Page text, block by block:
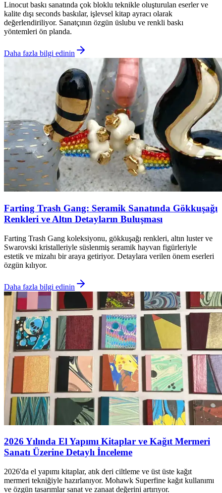
Linocut baskı sanatında çok bloklu teknikle oluşturulan eserler ve
kalite dışı seconds baskılar, işlevsel kitap ayracı olarak
değerlendiriliyor. Sanatçının özgün üslubu ve renkli baskı
yöntemleri ön planda.
Daha fazla bilgi edinin
Farting Trash Gang: Seramik Sanatında Gökkuşağı
Renkleri ve Altın Detayların Buluşması
Farting Trash Gang koleksiyonu, gökkuşağı renkleri, altın luster ve
Swarovski kristalleriyle süslenmiş seramik hayvan figürleriyle
estetik ve mizahı bir araya getiriyor. Detaylara verilen önem eserleri
özgün kılıyor.
Daha fazla bilgi edinin
2026 Yılında El Yapımı Kitaplar ve Kağıt Mermeri
Sanatı Üzerine Detaylı İnceleme
2026'da el yapımı kitaplar, atık deri ciltleme ve üst üste kağıt
mermeri tekniğiyle hazırlanıyor. Mohawk Superfine kağıt kullanımı
ve özgün tasarımlar sanat ve zanaat değerini artırıyor.